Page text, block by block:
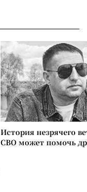
История незрячего
СВО может помочь